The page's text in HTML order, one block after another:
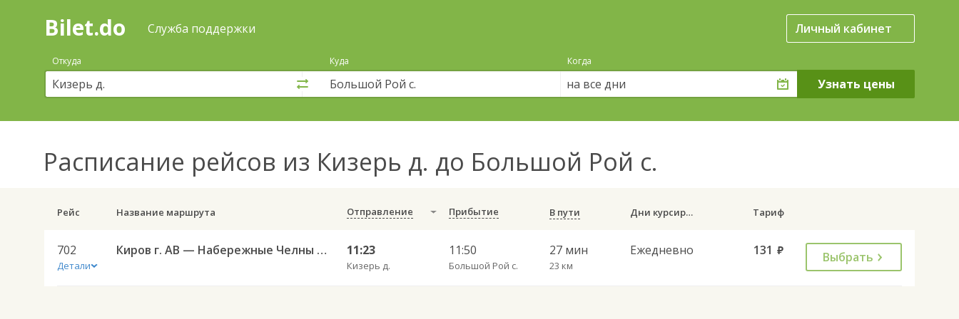
Поиск
покупка
билетов
автобус
онлайн
Bilet.do Служба поддержки Личный кабинет
Откуда Куда Когда
на все дни
Расписание рейсов из Кизерь д. до Большой Рой с.
Рейс Название маршрута Отправление Прибытие В пути Дни курсирования Тариф
702
Детали
Киров г. АВ — Набережные Челны АВ 702 11:23
Кизерь д.
11:50
Большой Рой с.
27 мин
23 км
Ежедневно 131 руб. Выбрать